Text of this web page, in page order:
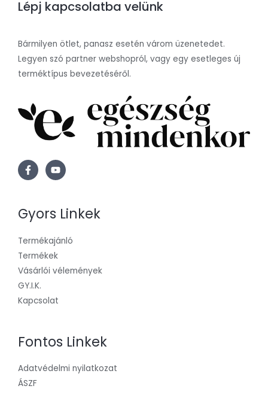
Lépj kapcsolatba velünk
Bármilyen ötlet, panasz esetén várom üzenetedet.
Legyen szó partner webshopról, vagy egy esetleges új
terméktípus bevezetéséről.
Gyors Linkek
Termékajánló
Termékek
Vásárlói vélemények
GY.I.K.
Kapcsolat
Fontos Linkek
Adatvédelmi nyilatkozat
ÁSZF